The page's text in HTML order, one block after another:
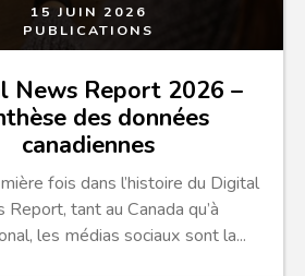
15 JUIN 2026
PUBLICATIONS
News Report 2026 –
des données
canadiennes
fois dans l’histoire du Digital
tant au Canada qu’à
les médias sociaux sont la...